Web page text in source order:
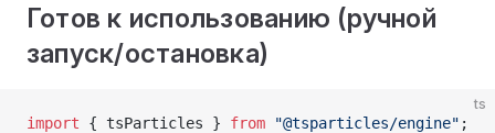
Готов к использованию (ручной
запуск/остановка)
ts
import { tsParticles } from "@tsparticles/engine" ;